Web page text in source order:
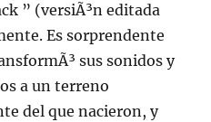
” (versiÃ³n editada
Es sorprendente
sus sonidos y
a un terreno
del que nacieron, y